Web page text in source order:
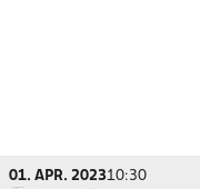
01. APR. 202310:30